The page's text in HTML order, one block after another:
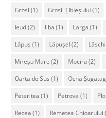
Groși (1) Groșii Țibleșului (1)
Ieud(2) Ilba (1) Larga (1)
Lăpuș (1) Lăpușel (2)
Mireșu Mare (2) Mocira (2)
Oarța de Sus (1) Ocna Șugatag
Peteritea (1) Petrova (1)
Recea (1) Remetea Chioarului